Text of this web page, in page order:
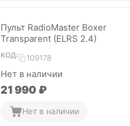
Пульт RadioMaster Boxer
Transparent (ELRS 2.4)
КОД: 109178
Нет в наличии
21 990 ₽
Нет в наличии